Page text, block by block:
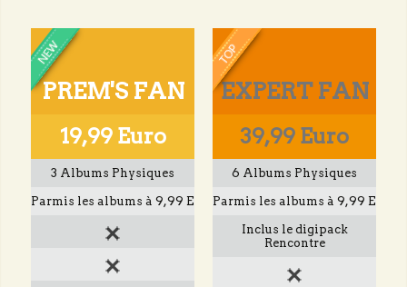
PREM'S FAN
19,99 Euro
3 Albums Physiques
Parmis les albums à 9,99 E
EXPERT FAN
39,99 Euro
6 Albums Physiques
Parmis les albums à 9,99 E
Inclus le digipack
Rencontre